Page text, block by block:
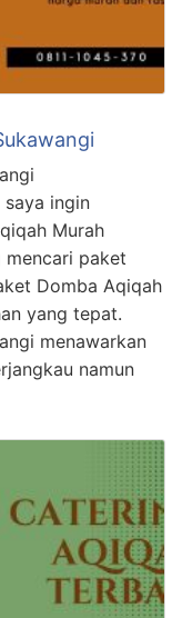
saya ingin
Murah
mencari paket
Domba Aqiqah
yang tepat.
menawarkan
namun